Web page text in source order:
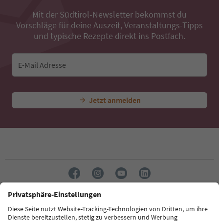
Mit der Südtirol-Newsletter bekommst du
Vorschläge für deine Auszeit, Veranstaltungs-Tipps
und typische Rezepte direkt ins Postfach.
E-Mail Adresse
Jetzt anmelden